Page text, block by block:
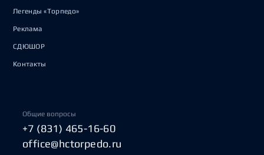
Легенды «Торпедо»
Реклама
СДЮШОР
Контакты
Общие вопросы
+7 (831) 465-16-60
office@hctorpedo.ru